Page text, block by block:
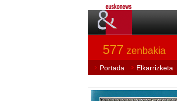
577 zenbakia
Portada Elkarrizketa